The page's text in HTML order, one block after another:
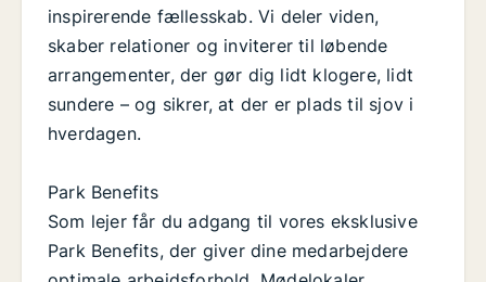
inspirerende fællesskab. Vi deler viden,
skaber relationer og inviterer til løbende
arrangementer, der gør dig lidt klogere, lidt
sundere – og sikrer, at der er plads til sjov i
hverdagen.
Park Benefits
Som lejer får du adgang til vores eksklusive
Park Benefits, der giver dine medarbejdere